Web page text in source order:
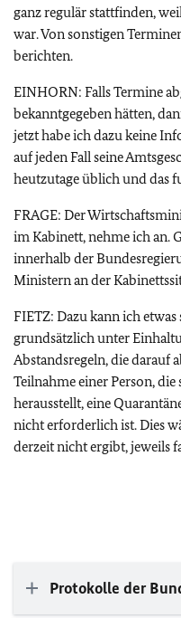
ganz regulär stattfinden,
war. Von sonstigen
berichten.
EINHORN: Falls Termine
bekanntgegeben hätten,
jetzt habe ich dazu keine
auf jeden Fall seine
heutzutage üblich und das
FRAGE: Der
im Kabinett, nehme ich an.
innerhalb der
Ministern an der
FIETZ: Dazu kann ich
grundsätzlich unter
Abstandsregeln, die darauf
Teilnahme einer Person,
herausstellt, eine
nicht erforderlich ist. Dies
derzeit nicht ergibt, jeweils
Protokolle der